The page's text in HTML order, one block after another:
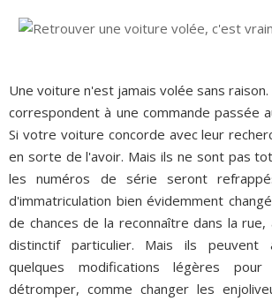
Une voiture n'est jamais volée sans
correspondent à une commande passée
Si votre voiture concorde avec leur
en sorte de l'avoir. Mais ils ne sont pas
les numéros de série seront
d'immatriculation bien évidemment
de chances de la reconnaître dans la rue,
distinctif particulier. Mais ils peuvent
quelques modifications légères
détromper, comme changer les